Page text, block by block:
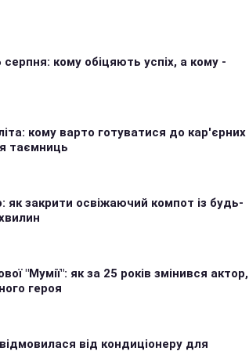
кому обіцяють успіх, а кому -
кому варто готуватися до кар'єрних
таємниць
як закрити освіжаючий компот із будь-
"Мумії": як за 25 років змінився актор,
героя
від кондиціонеру для